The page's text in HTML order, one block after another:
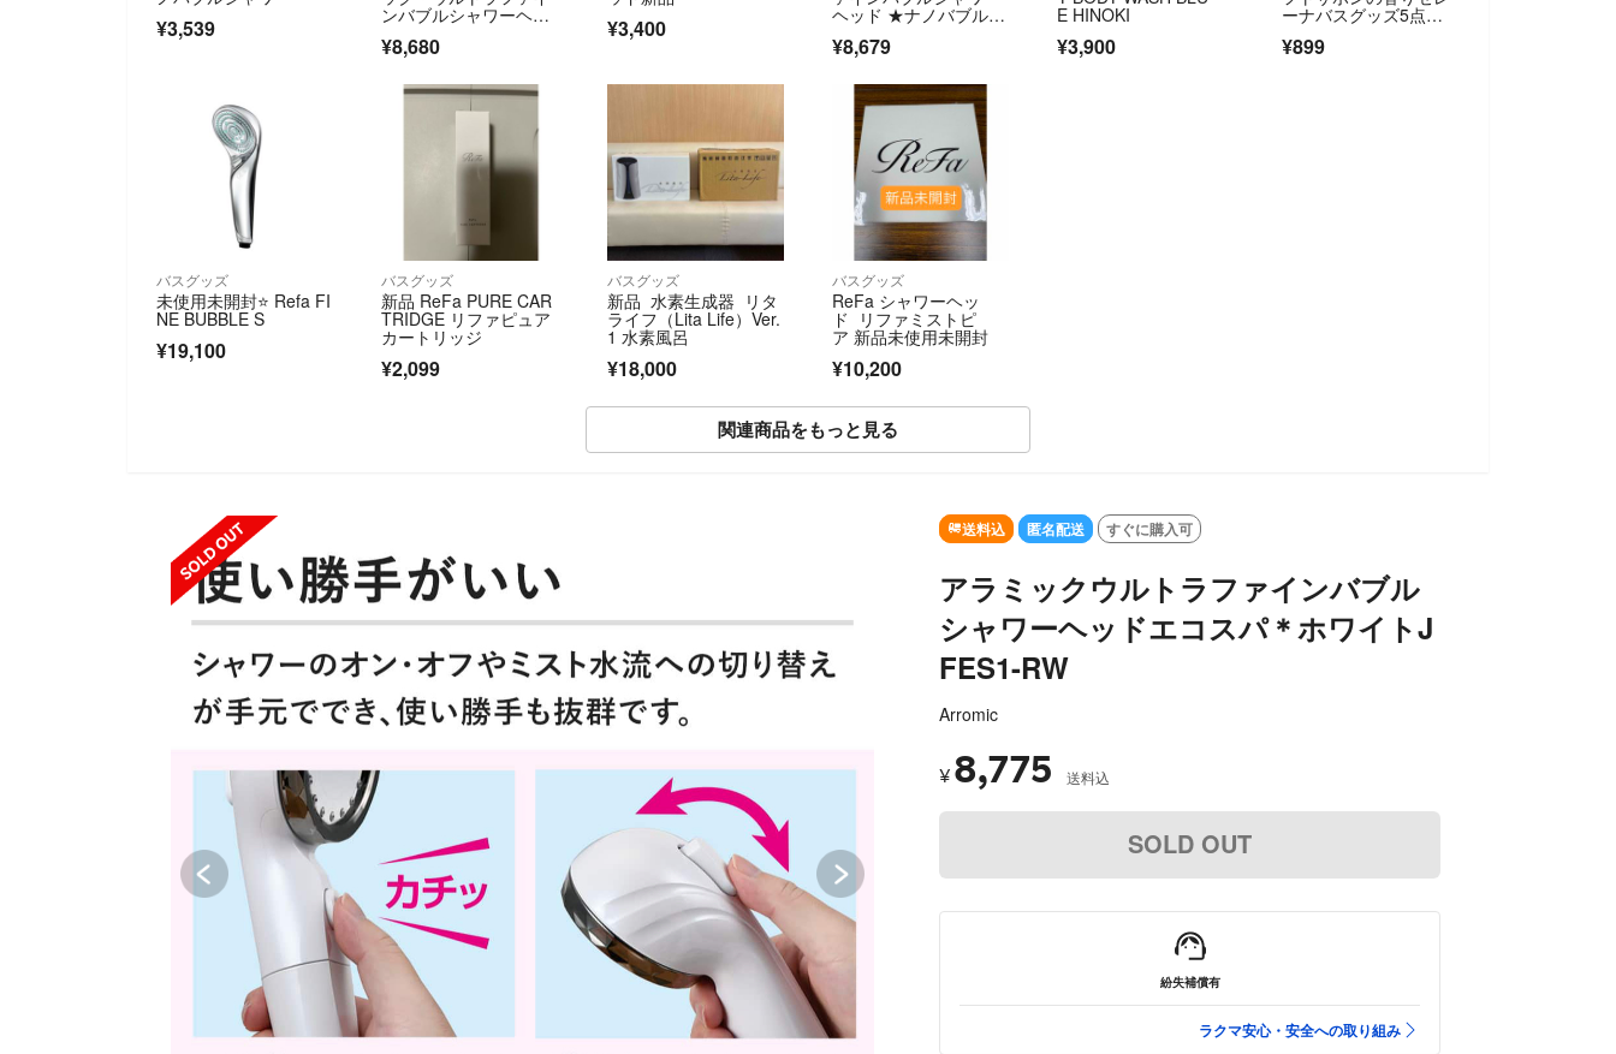
¥3,539 ンバブルシャワーヘッ
ドエコスパ＊シルバー
¥8,680
¥3,400 ヘッド ★ナノバブル★
グロスシルバー最安
¥8,679
E HINOKI
¥3,900
ーナバスグッズ5点セ
ット
¥899
バスグッズ
未使用未開封⭐️ Refa FI
NE BUBBLE S
¥19,100
バスグッズ
新品 ReFa PURE CAR
TRIDGE リファピュア
カートリッジ
¥2,099
バスグッズ
新品 水素生成器 リタ
ライフ（Lita Life）Ver.
1 水素風呂
¥18,000
バスグッズ
ReFa シャワーヘッ
ド リファミストピ
ア 新品未使用未開封
¥10,200
関連商品をもっと見る
SOLD OUT
送料込 匿名配送 すぐに購入可
アラミックウルトラファインバブル
シャワーヘッドエコスパ＊ホワイトJ
FES1-RW
Arromic
¥ 8,775 送料込
SOLD OUT
紛失補償有
ラクマ安心・安全への取り組み